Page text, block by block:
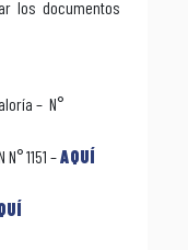
los documentos
– N°
1151 –AQUÍ